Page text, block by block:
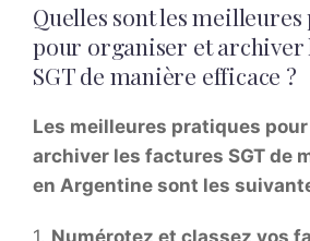
Quelles sont les
pour organiser et archiver
SGT de manière efficace ?
Les meilleures pratiques
archiver les factures SGT de
en Argentine sont les
1. Numérotez et classez vos